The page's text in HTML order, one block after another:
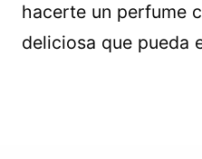
hacerte un perfume
deliciosa que pueda